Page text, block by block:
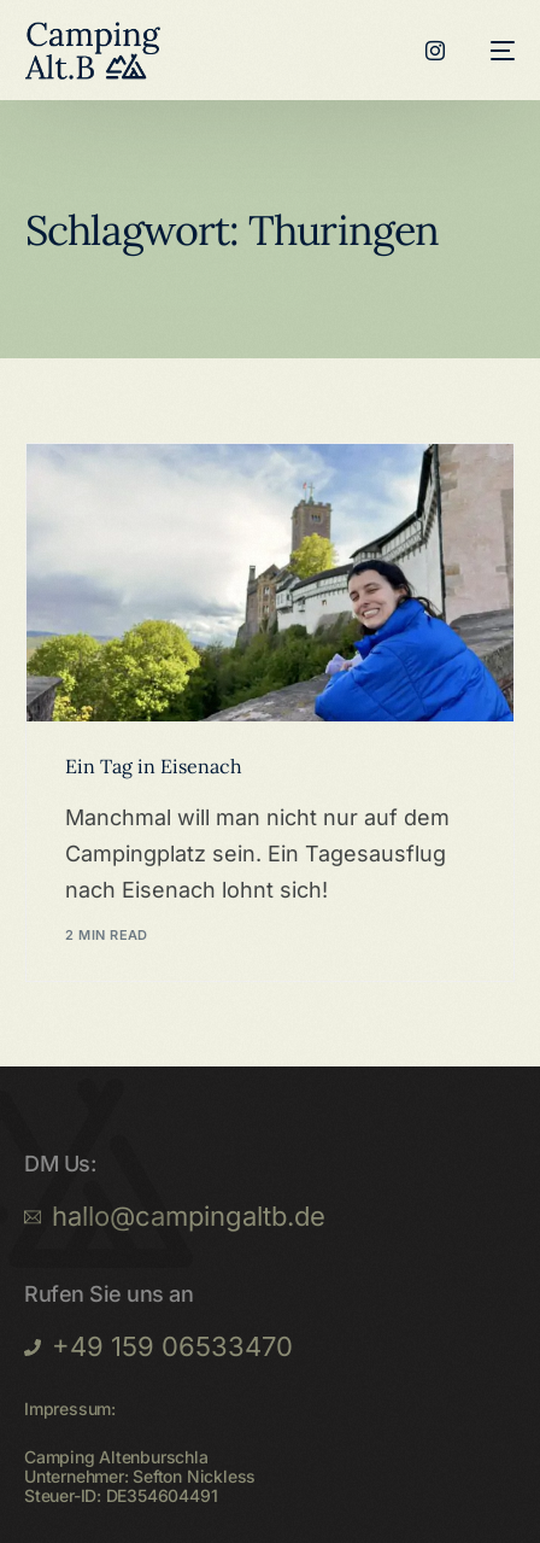
Schlagwort:Thuringen
Ein Tag in Eisenach
Manchmal will man nicht nur auf dem
Campingplatz sein. Ein Tagesausflug
nach Eisenach lohnt sich!
2 MIN READ
DM Us:
hallo@campingaltb.de
Rufen Sie uns an
+49 159 06533470
Impressum:
Camping Altenburschla
Unternehmer: Sefton Nickless
Steuer-ID: DE354604491